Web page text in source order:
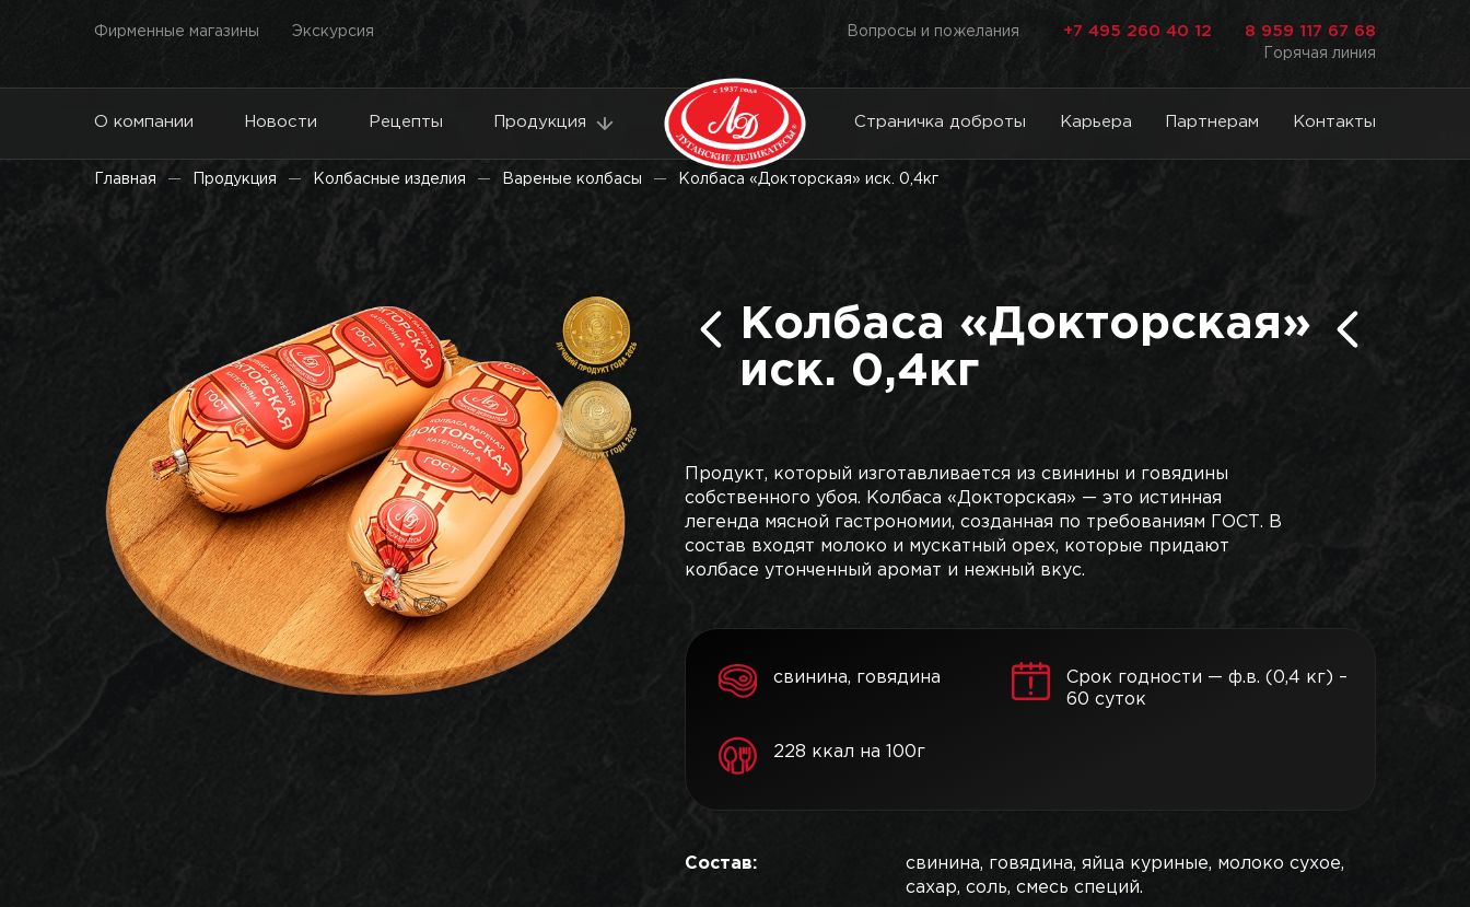
Фирменные магазины Экскурсия Вопросы и пожелания +7 495 260 40 12 8 959 117 67 68
Горячая линия
О компании Новости Рецепты Продукция Страничка доброты Карьера Партнерам Контакты
Главная Продукция Колбасные изделия Вареные колбасы Колбаса «Докторская» иск. 0,4кг
Колбаса «Докторская»
иск. 0,4кг
Продукт, который изготавливается из свинины и говядины
собственного убоя. Колбаса «Докторская» — это истинная
легенда мясной гастрономии, созданная по требованиям ГОСТ. В
состав входят молоко и мускатный орех, которые придают
колбасе утонченный аромат и нежный вкус.
свинина, говядина
Срок годности — ф.в. (0,4 кг) –
60 суток
228 ккал на 100г
Состав:
свинина, говядина, яйца куриные, молоко сухое,
сахар, соль, смесь специй.